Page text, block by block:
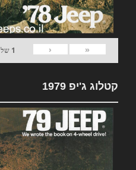
«
‹
1 של
קטלוג ג'יפ 1979